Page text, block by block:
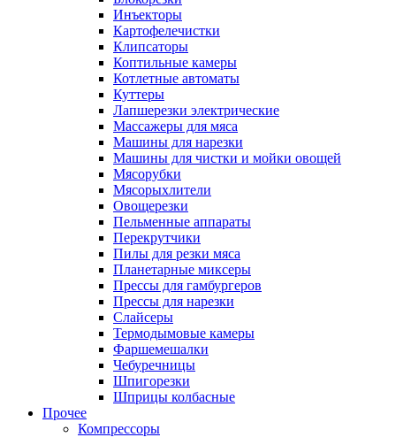
Инъекторы
Картофелечистки
Клипсаторы
Коптильные камеры
Котлетные автоматы
Куттеры
Лапшерезки электрические
Массажеры для мяса
Машины для нарезки
Машины для чистки и мойки овощей
Мясорубки
Мясорыхлители
Овощерезки
Пельменные аппараты
Перекрутчики
Пилы для резки мяса
Планетарные миксеры
Прессы для гамбургеров
Прессы для нарезки
Слайсеры
Термодымовые камеры
Фаршемешалки
Чебуречницы
Шпигорезки
Шприцы колбасные
Прочее
Компрессоры